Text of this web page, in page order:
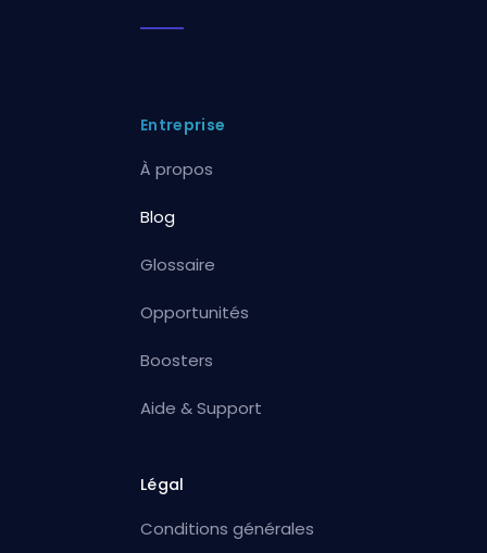
Entreprise
À propos
Blog
Glossaire
Opportunités
Boosters
Aide & Support
Légal
Conditions générales